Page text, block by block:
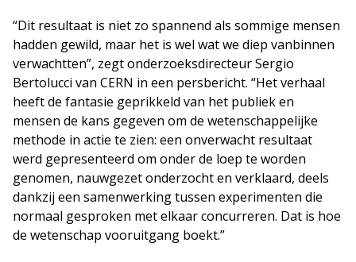
“Dit resultaat is niet zo spannend als sommige mensen
hadden gewild, maar het is wel wat we diep vanbinnen
verwachtten”, zegt onderzoeksdirecteur Sergio
Bertolucci van CERN in een persbericht. “Het verhaal
heeft de fantasie geprikkeld van het publiek en
mensen de kans gegeven om de wetenschappelijke
methode in actie te zien: een onverwacht resultaat
werd gepresenteerd om onder de loep te worden
genomen, nauwgezet onderzocht en verklaard, deels
dankzij een samenwerking tussen experimenten die
normaal gesproken met elkaar concurreren. Dat is hoe
de wetenschap vooruitgang boekt.”